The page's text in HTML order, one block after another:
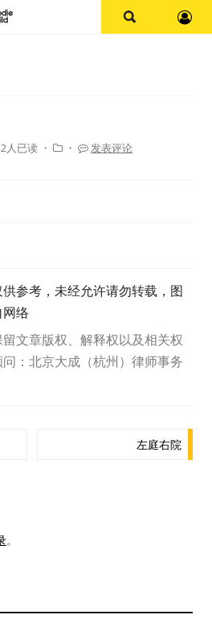
美食杂谈
资讯
人已读 ・ ・ 发表评论
参考，未经允许请勿转载，图
网络
文章版权、解释权以及相关权
：北京大成（杭州）律师事务
左庭右院
。